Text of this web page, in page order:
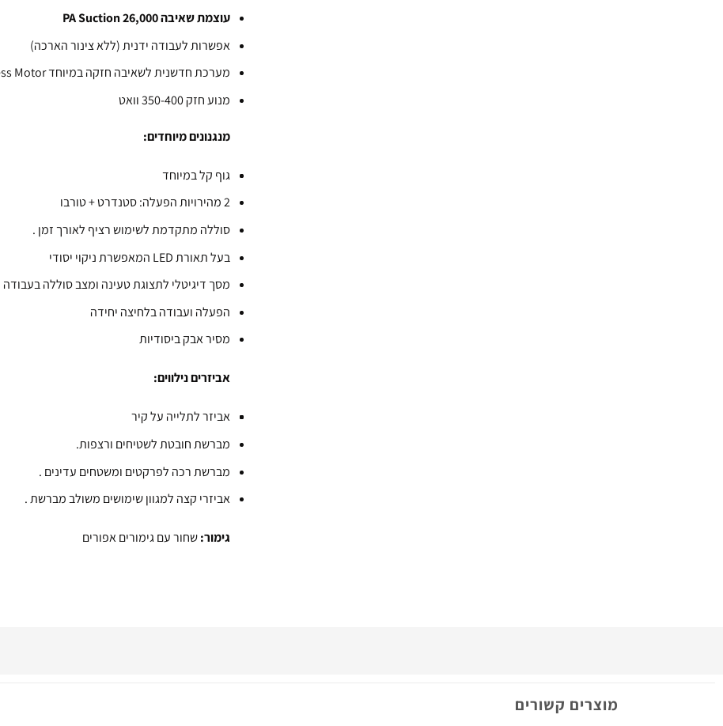
עוצמת שאיבה PA Suction26,000
אפשרות לעבודה ידנית (ללא צינור הארכה)
מערכת חדשנית לשאיבה חזקה במיוחד Brushless Motor
מנוע חזק 350-400 וואט
מנגנונים מיוחדים:
גוף קל במיוחד
2 מהירויות הפעלה: סטנדרט + טורבו
סוללה מתקדמת לשימוש רציף לאורך זמן .
בעל תאורת LED המאפשרת ניקוי יסודי
מסך דיגיטלי לתצוגת טעינה ומצב סוללה בעבודה
הפעלה ועבודה בלחיצה יחידה
מסיר אבק ביסודיות
אביזרים נילווים:
אביזר לתלייה על קיר
מברשת חובטת לשטיחים ורצפות.
מברשת רכה לפרקטים ומשטחים עדינים .
אביזרי קצה למגוון שימושים משולב מברשת .
גימור:שחור עם גימורים אפורים
מוצרים קשורים